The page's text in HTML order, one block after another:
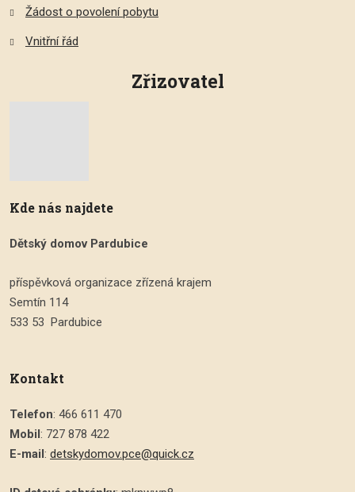
Žádost o povolení pobytu
Vnitřní řád
Zřizovatel
Kde nás najdete
Dětský domov Pardubice
příspěvková organizace zřízená krajem
Semtín 114
533 53 Pardubice
Kontakt
Telefon: 466 611 470
Mobil: 727 878 422
E-mail: detskydomov.pce@quick.cz